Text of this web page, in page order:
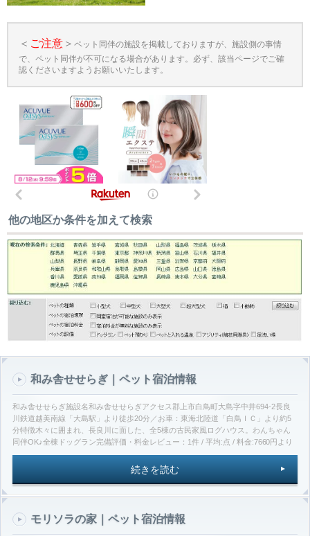
＜ ご注意＞ ペット同伴の施設を掲載しておりますが、施設側の事情
で、ペット同伴が不可になる場合があります。必ず、該当ページでご確
認くださいますようお願いいたします。
他の地区か条件を加えて検索
和み舎せせらぎ｜ペット宿泊情報
和み舎せせらぎ施設名和み舎せせらぎアクセス郡上市白鳥町大島字中井694-2長良
川鉄道越美南線「大島駅」より徒歩20分／お車：東海北陸道「白鳥ＩＣ」より約5
分特徴木々に囲まれ、長良川に面した、全5棟の古民家風ログハウス。わんちゃん
同伴OK♪全棟ドッグラン完備評価・料金レビュー：1件 / 平均:点 / 料金:7660円より
続きを読む
モリソラの家｜ペット宿泊情報